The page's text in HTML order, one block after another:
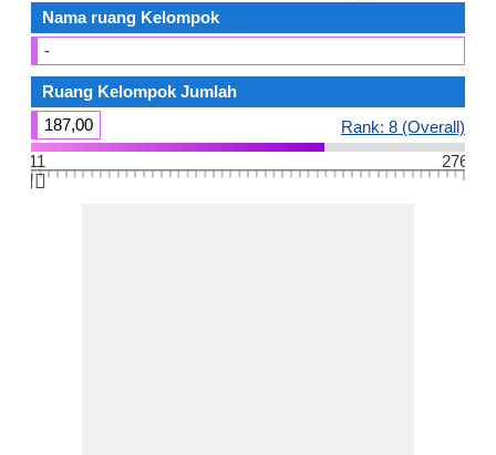
Nama ruang Kelompok
-
Ruang Kelompok Jumlah
187,00
Rank: 8 (Overall)
11
276
👆🏻